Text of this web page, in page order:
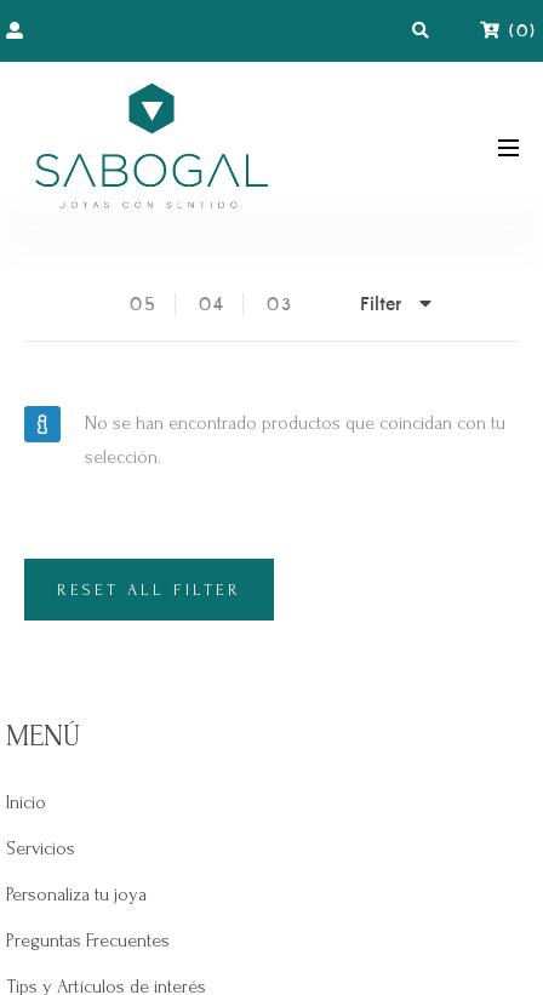
(0)
05 04 03 Filter
No se han encontrado productos que coincidan con tu
selección.
RESET ALL FILTER
MENÚ
Inicio
Servicios
Personaliza tu joya
Preguntas Frecuentes
Tips y Artículos de interés